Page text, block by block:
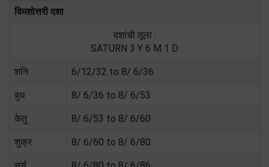
विमशोत्तरी दशा
दशांची तूला :
SATURN 3 Y 6 M 1 D
शनि 6/12/32 to 8/ 6/36
बुध 8/ 6/36 to 8/ 6/53
केतु 8/ 6/53 to 8/ 6/60
शुक्र 8/ 6/60 to 8/ 6/80